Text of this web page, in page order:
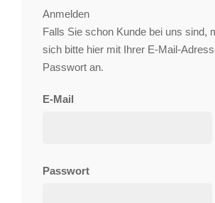
Anmelden
Falls Sie schon Kunde bei uns sind,
sich bitte hier mit Ihrer E-Mail-
Passwort an.
E-Mail
Passwort